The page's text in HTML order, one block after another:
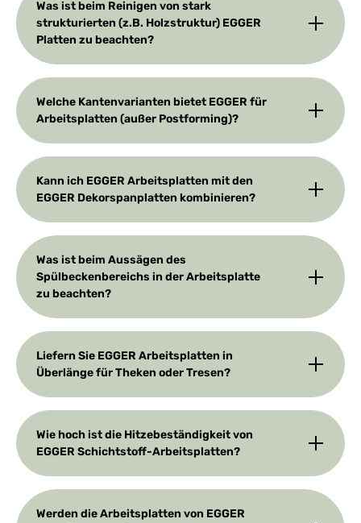
Was ist beim Reinigen von stark
strukturierten (z.B. Holzstruktur) EGGER
Platten zu beachten?
Welche Kantenvarianten bietet EGGER für
Arbeitsplatten (außer Postforming)?
Kann ich EGGER Arbeitsplatten mit den
EGGER Dekorspanplatten kombinieren?
Was ist beim Aussägen des
Spülbeckenbereichs in der Arbeitsplatte
zu beachten?
Liefern Sie EGGER Arbeitsplatten in
Überlänge für Theken oder Tresen?
Wie hoch ist die Hitzebeständigkeit von
EGGER Schichtstoff-Arbeitsplatten?
Werden die Arbeitsplatten von EGGER